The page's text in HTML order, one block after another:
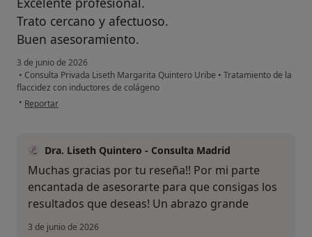
Trato cercano y afectuoso.
Buen asesoramiento.
3 de junio de 2026
• Consulta Privada Liseth Margarita Quintero Uribe • Tratamiento de la
flaccidez con inductores de colágeno
• en opinión del usuario OTL
Reportar
Dra. Liseth Quintero - Consulta Madrid
Muchas gracias por tu reseña!! Por mi parte
encantada de asesorarte para que consigas los
resultados que deseas! Un abrazo grande
3 de junio de 2026